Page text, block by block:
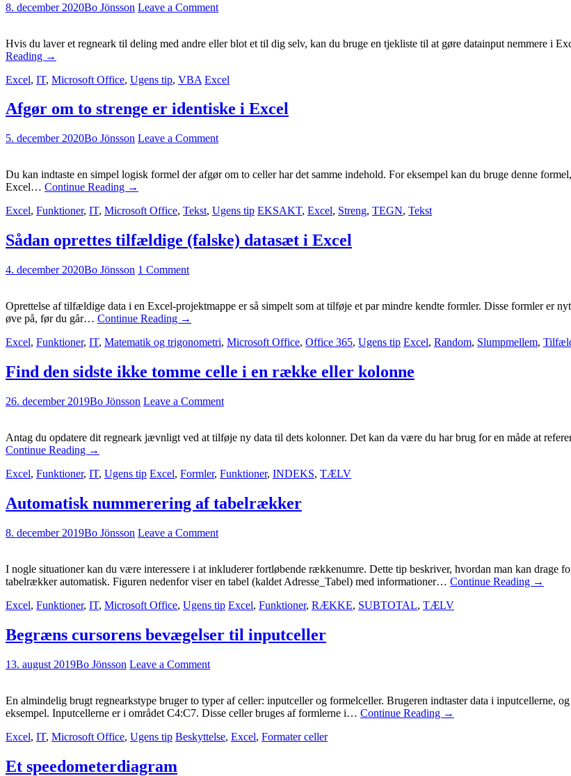
8. december 2020Bo Jönsson Leave a Comment
Hvis du laver et regneark til deling med andre eller blot et til dig selv, kan du bruge en tjekliste til at gøre datainput nemmere i
Reading →
Excel, IT, Microsoft Office, Ugens tip, VBA Excel
Afgør om to strenge er identiske i Excel
5. december 2020Bo Jönsson Leave a Comment
Du kan indtaste en simpel logisk formel der afgør om to celler har det samme indehold. For eksempel kan du bruge denne
Excel… Continue Reading →
Excel, Funktioner, IT, Microsoft Office, Tekst, Ugens tip EKSAKT, Excel, Streng, TEGN, Tekst
Sådan oprettes tilfældige (falske) datasæt i Excel
4. december 2020Bo Jönsson 1 Comment
Oprettelse af tilfældige data i en Excel-projektmappe er så simpelt som at tilføje et par mindre kendte formler. Disse formler er
øve på, før du går… Continue Reading →
Excel, Funktioner, IT, Matematik og trigonometri, Microsoft Office, Office 365, Ugens tip Excel, Random, Slumpmellem,
Find den sidste ikke tomme celle i en række eller kolonne
26. december 2019Bo Jönsson Leave a Comment
Antag du opdatere dit regneark jævnligt ved at tilføje ny data til dets kolonner. Det kan da være du har brug for en måde at
Continue Reading →
Excel, Funktioner, IT, Ugens tip Excel, Formler, Funktioner, INDEKS, TÆLV
Automatisk nummerering af tabelrækker
8. december 2019Bo Jönsson Leave a Comment
I nogle situationer kan du være interessere i at inkluderer fortløbende rækkenumre. Dette tip beskriver, hvordan man kan drage
tabelrækker automatisk. Figuren nedenfor viser en tabel (kaldet Adresse_Tabel) med informationer… Continue Reading →
Excel, Funktioner, IT, Microsoft Office, Ugens tip Excel, Funktioner, RÆKKE, SUBTOTAL, TÆLV
Begræns cursorens bevægelser til inputceller
13. august 2019Bo Jönsson Leave a Comment
En almindelig brugt regnearkstype bruger to typer af celler: inputceller og formelceller. Brugeren indtaster data i inputcellerne,
eksempel. Inputcellerne er i området C4:C7. Disse celler bruges af formlerne i… Continue Reading →
Excel, IT, Microsoft Office, Ugens tip Beskyttelse, Excel, Formater celler
Et speedometerdiagram